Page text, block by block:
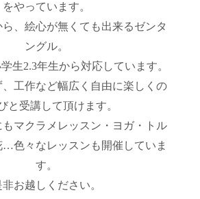
をやっています。
、絵心が無くても出来るゼンタ
ングル。
生2.3年生から対応しています。
工作など幅広く自由に楽しくの
と受講して頂けます。
もマクラメレッスン・ヨガ・トル
…色々なレッスンも開催していま
す。
非お越しください。